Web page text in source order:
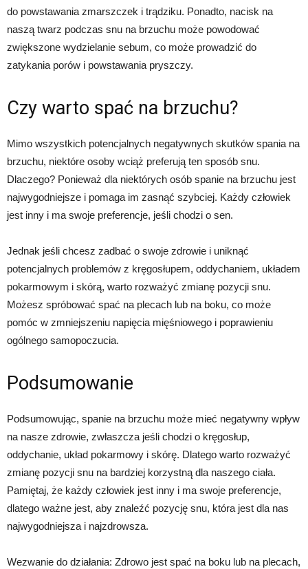
do powstawania zmarszczek i trądziku. Ponadto, nacisk na
naszą twarz podczas snu na brzuchu może powodować
zwiększone wydzielanie sebum, co może prowadzić do
zatykania porów i powstawania pryszczy.
Czy warto spać na brzuchu?
Mimo wszystkich potencjalnych negatywnych skutków spania na
brzuchu, niektóre osoby wciąż preferują ten sposób snu.
Dlaczego? Ponieważ dla niektórych osób spanie na brzuchu jest
najwygodniejsze i pomaga im zasnąć szybciej. Każdy człowiek
jest inny i ma swoje preferencje, jeśli chodzi o sen.
Jednak jeśli chcesz zadbać o swoje zdrowie i uniknąć
potencjalnych problemów z kręgosłupem, oddychaniem, układem
pokarmowym i skórą, warto rozważyć zmianę pozycji snu.
Możesz spróbować spać na plecach lub na boku, co może
pomóc w zmniejszeniu napięcia mięśniowego i poprawieniu
ogólnego samopoczucia.
Podsumowanie
Podsumowując, spanie na brzuchu może mieć negatywny wpływ
na nasze zdrowie, zwłaszcza jeśli chodzi o kręgosłup,
oddychanie, układ pokarmowy i skórę. Dlatego warto rozważyć
zmianę pozycji snu na bardziej korzystną dla naszego ciała.
Pamiętaj, że każdy człowiek jest inny i ma swoje preferencje,
dlatego ważne jest, aby znaleźć pozycję snu, która jest dla nas
najwygodniejsza i najzdrowsza.
Wezwanie do działania: Zdrowo jest spać na boku lub na plecach,